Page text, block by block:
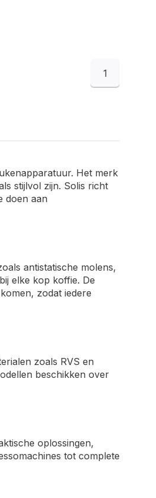
1
Het merk
stijlvol zijn. Solis richt
doen aan
antistatische molens,
elke kop koffie. De
zodat iedere
zoals RVS en
beschikken over
oplossingen,
tot complete